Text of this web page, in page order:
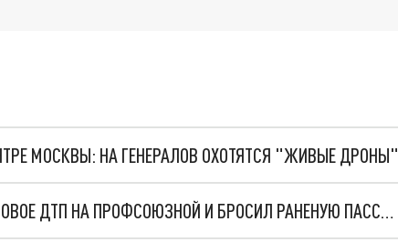
МОСКВЫ: НА ГЕНЕРАЛОВ ОХОТЯТСЯ "ЖИВЫЕ ДРОНЫ"
ВОДИТЕЛЬ В РОСТОВЕ УСТРОИЛ МАССОВОЕ ДТП НА ПРОФСОЮЗНОЙ И БРОСИЛ РАНЕНУЮ ПАССАЖИРКУ